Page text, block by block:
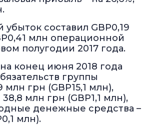
составил GBP0,19
млн операционной
полугодии 2017 года.
конец июня 2018 года
группы
млн грн (GBP15,1 млн),
млн грн (GBP1,1 млн),
денежные средства –
млн).